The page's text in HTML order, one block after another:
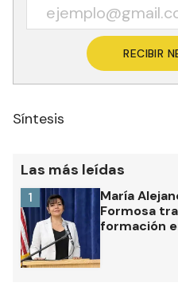
RECIBIR
Síntesis
Las más leídas
María
Formosa
formación
1